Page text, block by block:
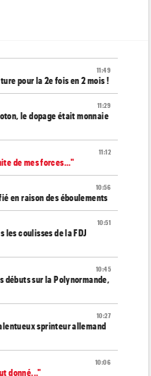
11:49
pour la 2e fois en 2 mois !
11:29
le dopage était monnaie
11:12
de mes forces..."
10:56
en raison des éboulements
10:51
les coulisses de la FDJ
10:45
débuts sur la Polynormande,
10:27
sprinteur allemand
10:06
donné..."